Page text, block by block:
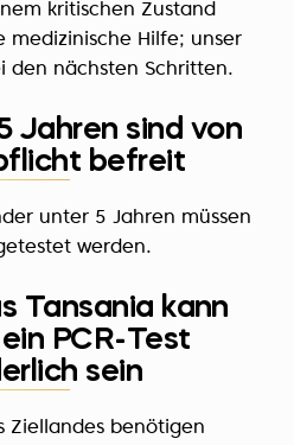
kritischen Zustand
medizinische Hilfe; unser
den nächsten Schritten.
Jahren sind von
befreit
unter 5 Jahren müssen
werden.
Tansania kann
PCR-Test
sein
Ziellandes benötigen